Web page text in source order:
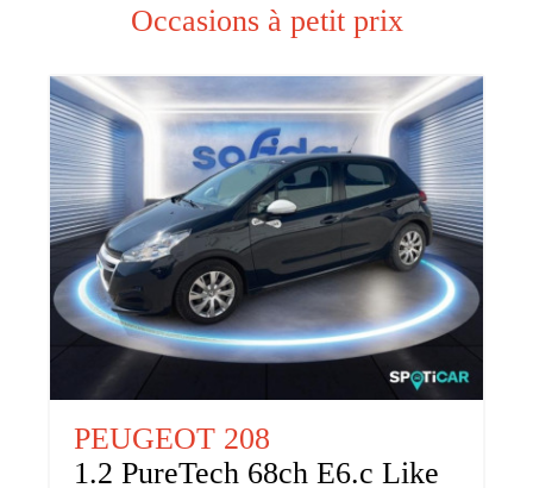
Occasions à petit prix
PEUGEOT 208
1.2 PureTech 68ch E6.c Like